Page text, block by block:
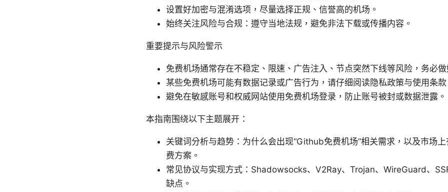
设置好加密与混淆选项，尽量选择正规、信誉高的机场。
始终关注风险与合规：遵守当地法规，避免非法下载或传播内容。
重要提示与风险警示
免费机场通常存在不稳定、限速、广告注入、节点突然下线等风险，务必做
某些免费机场可能有数据记录或广告行为，请仔细阅读隐私政策与使用条款
避免在敏感账号和权威网站使用免费机场登录，防止账号被封或数据泄露。
本指南围绕以下主题展开：
关键词分析与趋势：为什么会出现“Github免费机场”相关需求，以及市场
费方案。
常见协议与实现方式：Shadowsocks、V2Ray、Trojan、WireGuard、
缺点。